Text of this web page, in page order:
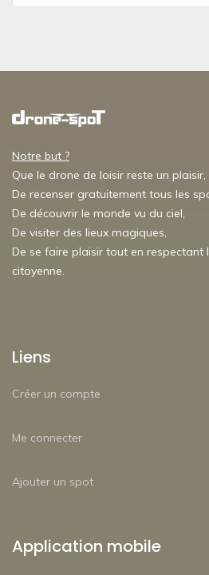
Notre but ?
Que le drone de loisir reste un plaisir,
De recenser gratuitement tous les
De découvrir le monde vu du ciel,
De visiter des lieux magiques,
De se faire plaisir tout en respectant
citoyenne.
Liens
Créer un compte
Me connecter
Ajouter un spot
Application mobile